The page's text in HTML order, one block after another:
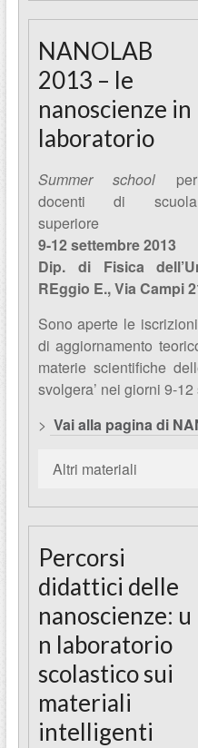
NANOLAB
2013 – le
nanoscienze in
laboratorio
Summer school per
docenti di scuola
superiore
9-12 settembre 2013
Dip. di Fisica
REggio E., Via Campi
Sono aperte le
di aggiornamento
materie scientifiche
svolgera’ nei giorni 9-
> Vai alla pagina di
Altri materiali
Percorsi
didattici delle
nanoscienze: u
n laboratorio
scolastico sui
materiali
intelligenti